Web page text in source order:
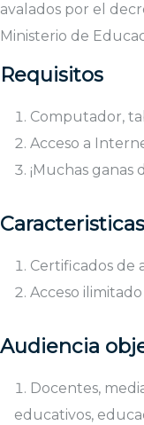
avalados por el
Ministerio de
Requisitos
Computador,
Acceso a
¡Muchas ganas
Caracteristicas
Certificados de
Acceso
Audiencia
Docentes,
educativos,